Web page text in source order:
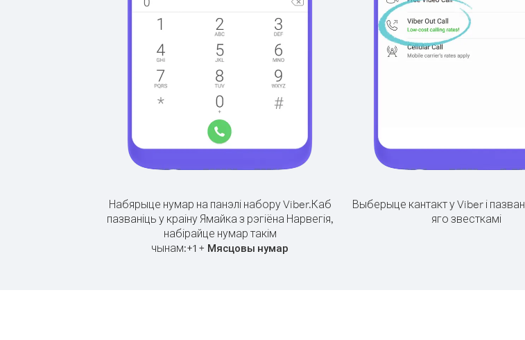
Набярыце нумар на панэлі набору Viber.Каб
пазваніць у краіну Ямайка з рэгіёна Нарвегія,
набірайце нумар такім
чынам:+1 + Мясцовы нумар
Выберыце кантакт у Viber і
яго звесткамі